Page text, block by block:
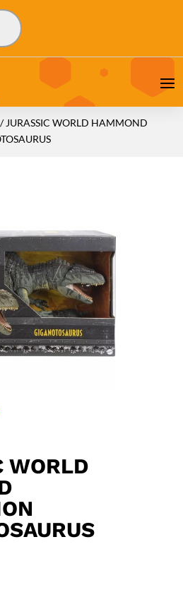
JURASSIC WORLD HAMMOND
WORLD